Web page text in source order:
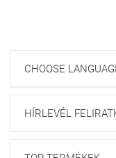
CHOOSE
HÍRLEVÉL